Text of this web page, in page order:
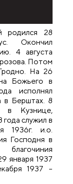
родился 28
Окончил
4 августа
Потом
На 26
Божьего в
исполнял
в Берштах. 8
в Кузнице,
служил в
1936г. и.о.
Господня в
благочиния
января 1937
1937 –